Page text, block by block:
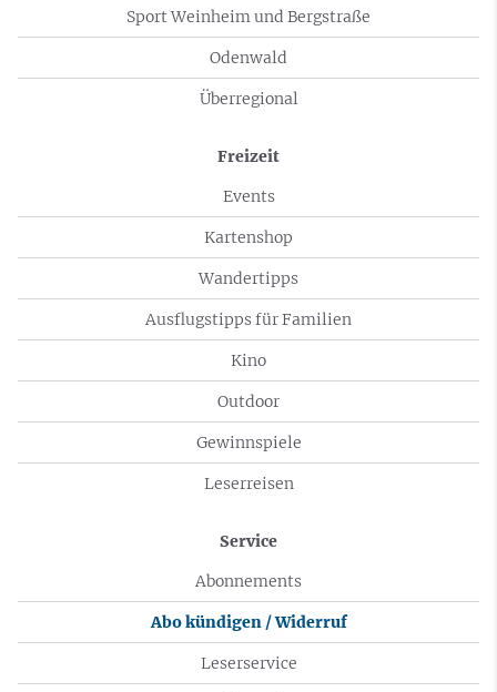
Sport Weinheim und Bergstraße
Odenwald
Überregional
Freizeit
Events
Kartenshop
Wandertipps
Ausflugstipps für Familien
Kino
Outdoor
Gewinnspiele
Leserreisen
Service
Abonnements
Abo kündigen / Widerruf
Leserservice